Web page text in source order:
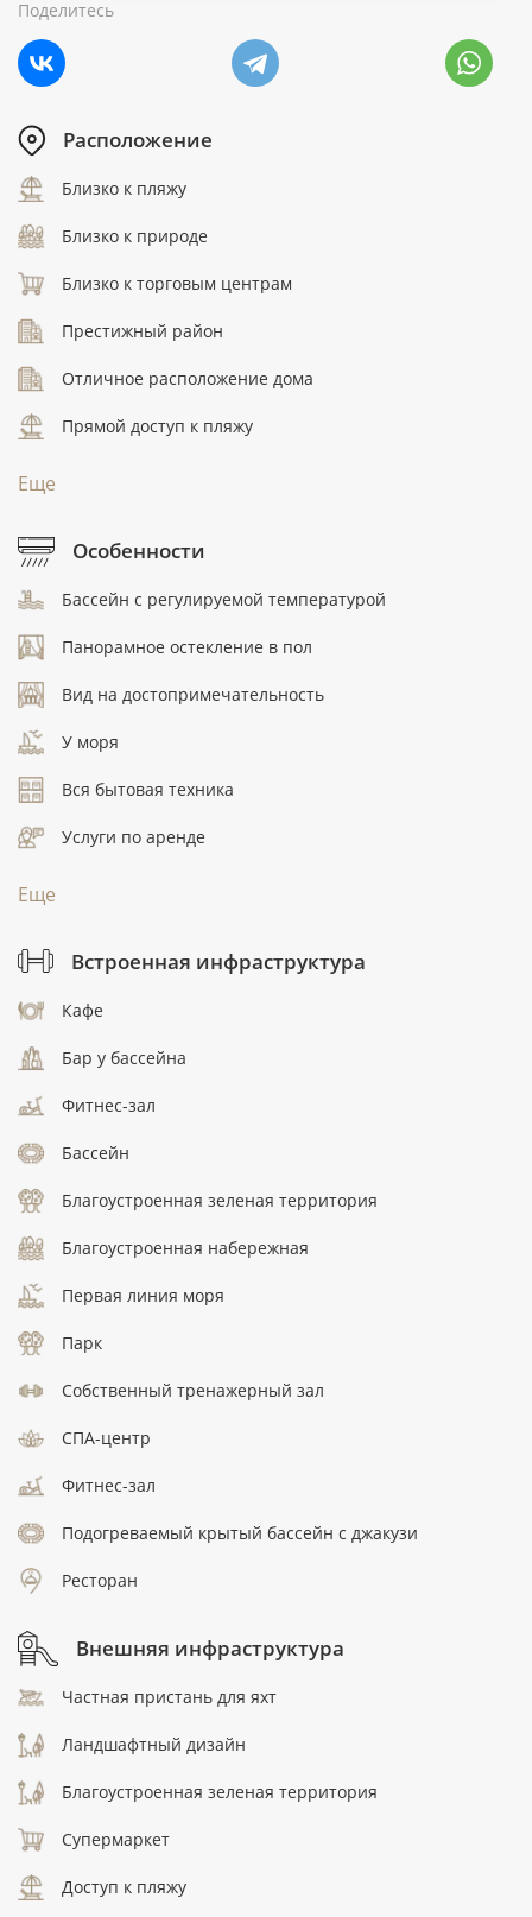
Поделитесь
Расположение
Близко к пляжу
Близко к природе
Близко к торговым центрам
Престижный район
Отличное расположение дома
Прямой доступ к пляжу
Еще
Особенности
Бассейн с регулируемой температурой
Панорамное остекление в пол
Вид на достопримечательность
У моря
Вся бытовая техника
Услуги по аренде
Еще
Встроенная инфраструктура
Кафе
Бар у бассейна
Фитнес-зал
Бассейн
Благоустроенная зеленая территория
Благоустроенная набережная
Первая линия моря
Парк
Собственный тренажерный зал
СПА-центр
Фитнес-зал
Подогреваемый крытый бассейн с джакузи
Ресторан
Внешняя инфраструктура
Частная пристань для яхт
Ландшафтный дизайн
Благоустроенная зеленая территория
Супермаркет
Доступ к пляжу